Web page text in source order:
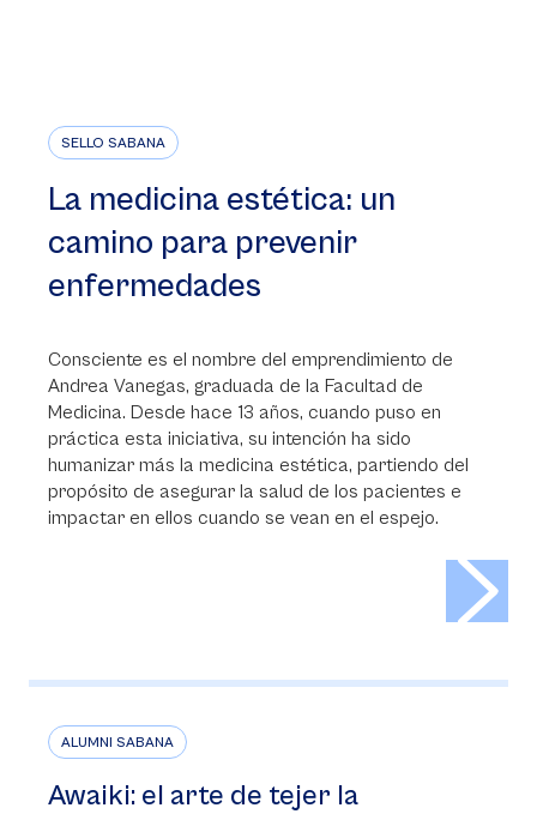
SELLO SABANA
La medicina estética: un
camino para prevenir
enfermedades
Consciente es el nombre del emprendimiento de
Andrea Vanegas, graduada de la Facultad de
Medicina. Desde hace 13 años, cuando puso en
práctica esta iniciativa, su intención ha sido
humanizar más la medicina estética, partiendo del
propósito de asegurar la salud de los pacientes e
impactar en ellos cuando se vean en el espejo.
ALUMNI SABANA
Awaiki: el arte de tejer la